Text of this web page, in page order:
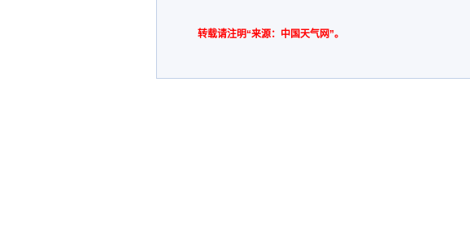
转载请注明“来源：中国天气网”。